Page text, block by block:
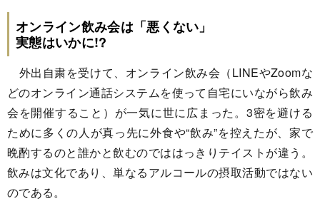
オンライン飲み会は「悪くない」
実態はいかに!?
外出自粛を受けて、オンライン飲み会（LINEやZoomな
どのオンライン通話システムを使って自宅にいながら飲み
会を開催すること）が一気に世に広まった。3密を避ける
ために多くの人が真っ先に外食や“飲み”を控えたが、家で
晩酌するのと誰かと飲むのでははっきりテイストが違う。
飲みは文化であり、単なるアルコールの摂取活動ではない
のである。